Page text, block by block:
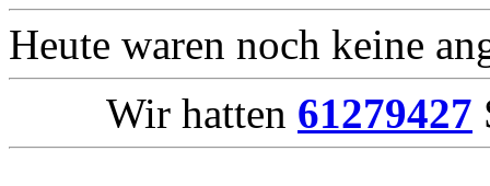
Heute waren noch keine
Wir hatten 61279427